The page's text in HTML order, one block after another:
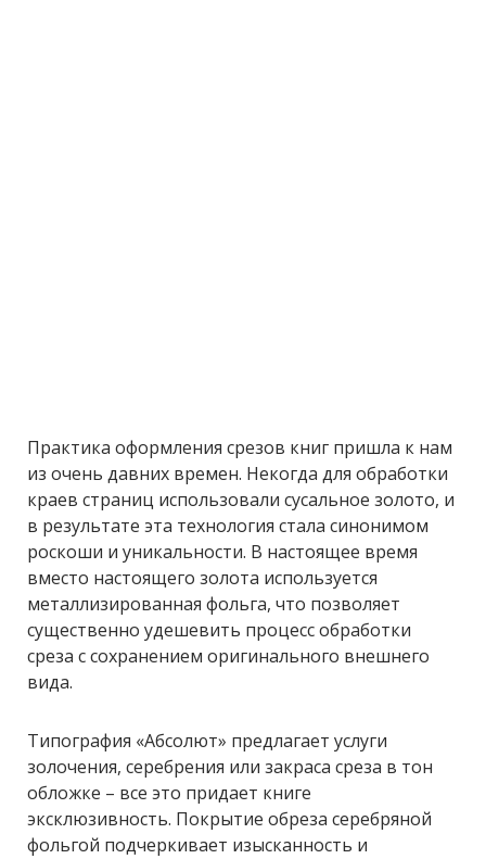
Практика оформления срезов книг пришла к нам
из очень давних времен. Некогда для обработки
краев страниц использовали сусальное золото, и
в результате эта технология стала синонимом
роскоши и уникальности. В настоящее время
вместо настоящего золота используется
металлизированная фольга, что позволяет
существенно удешевить процесс обработки
среза с сохранением оригинального внешнего
вида.
Типография «Абсолют» предлагает услуги
золочения, серебрения или закраса среза в тон
обложке – все это придает книге
эксклюзивность. Покрытие обреза серебряной
фольгой подчеркивает изысканность и